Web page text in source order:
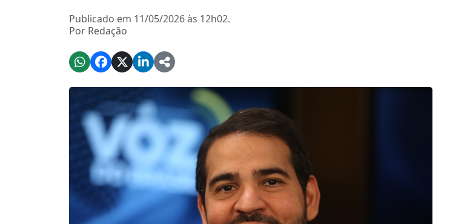
Publicado em 11/05/2026 às 12h02.
Por Redação